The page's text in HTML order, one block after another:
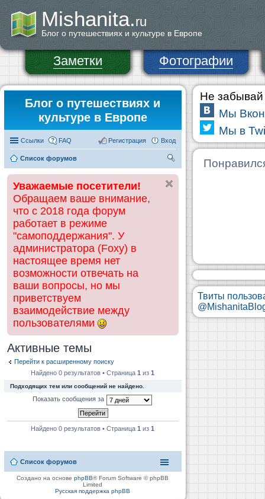
Mishanita.ru
Блог о путешествиях и культуре в Европе
Заметки Фотографии
Блог о путешествиях и
культуре в Европе
Ссылки FAQ Вход
Регистрация
Список форумов
ск
Уважаемые посетители!
Обращаем ваше внимание,
что с 2018 года форум
работает в режиме
"самоподдержания". У
администратора (Foxy) в
настоящее время нет
возможности отвечать на
ваши вопросы, но мы
приветствуем
взаимодействие между
пользователями
Активные темы
Перейти к расширенному поиску
Найдено 0 результатов • Страница1 из1
Подходящих тем или сообщений не найдено.
Показать сообщения за
Найдено 0 результатов • Страница1 из1
Список форумов
Создано на основеphpBB® Forum Software © phpBB
Limited
Русская поддержка phpBB
Не забывай
Мы
Мы в
Твиты